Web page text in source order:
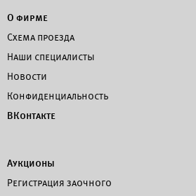
О фирме
Схема проезда
Наши специалисты
Новости
Конфиденциальность
ВКонтакте
Аукционы
Регистрация заочного